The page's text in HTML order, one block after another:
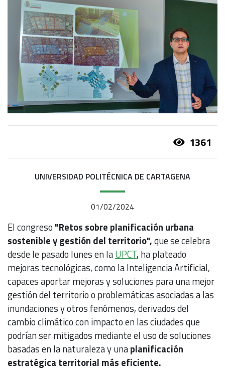
1361
UNIVERSIDAD POLITÉCNICA DE CARTAGENA
01/02/2024
El congreso "Retos sobre planificación urbana
sostenible y gestión del territorio",que se celebra
desde le pasado lunes en laUPCT, ha plateado
mejoras tecnológicas, como la Inteligencia Artificial,
capaces aportar mejoras y soluciones para una mejor
gestión del territorio o problemáticas asociadas a las
inundaciones y otros fenómenos, derivados del
cambio climático con impacto en las ciudades que
podrían ser mitigados mediante el uso de soluciones
basadas en la naturaleza y unaplanificación
estratégica territorial más eficiente.